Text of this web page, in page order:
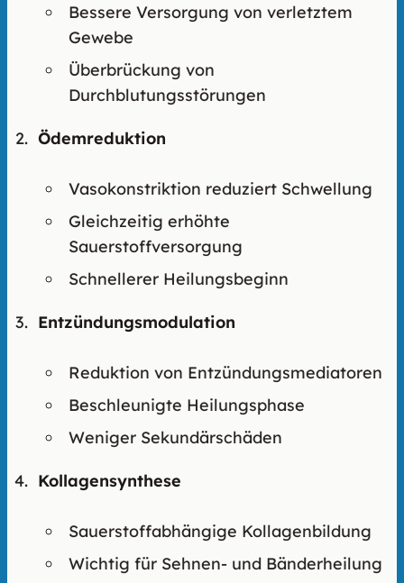
Bessere Versorgung von verletztem
Gewebe
Überbrückung von
Durchblutungsstörungen
Ödemreduktion
Vasokonstriktion reduziert Schwellung
Gleichzeitig erhöhte
Sauerstoffversorgung
Schnellerer Heilungsbeginn
Entzündungsmodulation
Reduktion von Entzündungsmediatoren
Beschleunigte Heilungsphase
Weniger Sekundärschäden
Kollagensynthese
Sauerstoffabhängige Kollagenbildung
Wichtig für Sehnen- und Bänderheilung